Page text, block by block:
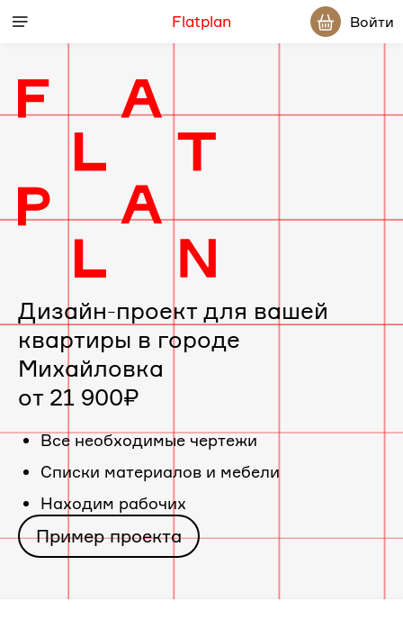
Flatplan Войти
Дизайн-проект для вашей
квартиры в городе
Михайловка
от 21 900₽
Все необходимые чертежи
Cписки материалов и мебели
Находим рабочих
Пример проекта